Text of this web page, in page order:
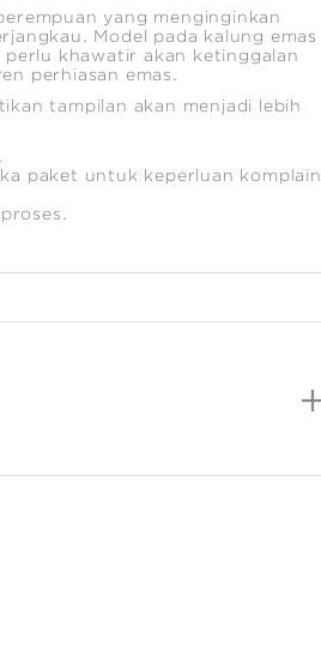
yang menginginkan
Model pada kalung emas
khawatir akan ketinggalan
perhiasan emas.
tampilan akan menjadi lebih
paket untuk keperluan komplain